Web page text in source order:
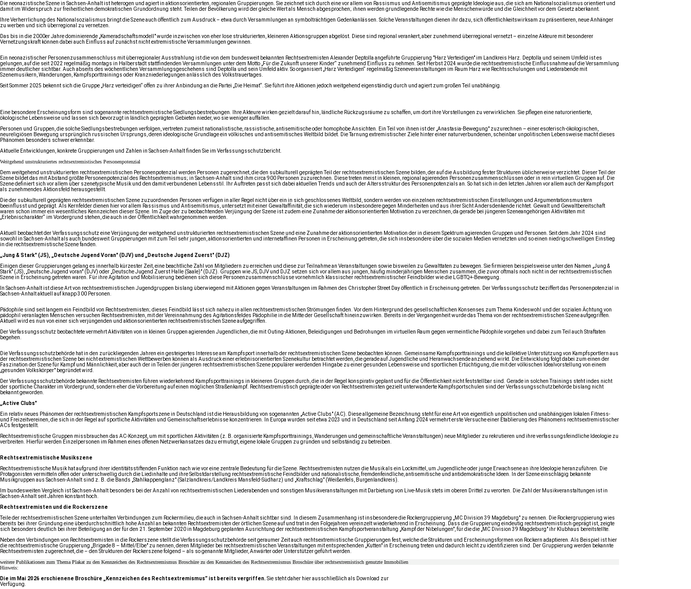
Die neonazistische Szene in Sachsen-Anhalt ist heterogen und agiert in aktionsorientierten, regionalen Gruppierungen. Sie zeichnet sich durch eine vor allem von Rassismus und Antisemitismus geprägte Ideologie aus, die sich am Nationalsozialismus orientiert und
damit im Widerspruch zur freiheitlichen demokratischen Grundordnung steht. Teilen der Bevölkerung wird der gleiche Wert als Mensch abgesprochen; ihnen werden grundlegende Rechte wie die Menschenwürde und die Gleichheit vor dem Gesetz aberkannt.
Ihre Verherrlichung des Nationalsozialismus bringt die Szene auch öffentlich zum Ausdruck – etwa durch Versammlungen an symbolträchtigen Gedenkanlässen. Solche Veranstaltungen dienen ihr dazu, sich öffentlichkeitswirksam zu präsentieren, neue Anhänger
zu werben und sich überregional zu vernetzen.
Das bis in die 2000er Jahre dominierende „Kameradschaftsmodell" wurde inzwischen von eher lose strukturierten, kleineren Aktionsgruppen abgelöst. Diese sind regional verankert, aber zunehmend überregional vernetzt – einzelne Akteure mit besonderer
Vernetzungskraft können dabei auch Einfluss auf zunächst nicht extremistische Versammlungen gewinnen.
Ein neonazistischer Personenzusammenschluss mit überregionaler Ausstrahlung ist die von dem bundesweit bekannten Rechtsextremisten Alexander Deptolla angeführte Gruppierung "Harz Verteidigen" im Landkreis Harz. Deptolla und seinem Umfeld ist es
gelungen, auf die seit 2022 regelmäßig montags in Halberstadt stattfindenden Versammlungen unter dem Motto „Für die Zukunft unserer Kinder“ zunehmend Einfluss zu nehmen. Seit Herbst 2024 wurde die rechtsextremistische Einflussnahme auf die Versammlung
immer deutlicher sichtbar. Auch abseits des wöchentlichen Versammlungsgeschehens sind Deptolla und sein Umfeld aktiv. So organisiert „Harz Verteidigen“ regelmäßig Szeneveranstaltungen im Raum Harz wie Rechtsschulungen und Liederabende mit
Szenemusikern, Wanderungen, Kampfsporttrainings oder Kranzniederlegungen anlässlich des Volkstrauertages.
Seit Sommer 2025 bekennt sich die Gruppe „Harz verteidigen“ offen zu ihrer Anbindung an die Partei „Die Heimat“. Sie führt ihre Aktionen jedoch weitgehend eigenständig durch und agiert zum großen Teil unabhängig.
Eine besondere Erscheinungsform sind sogenannte rechtsextremistische Siedlungsbestrebungen. Ihre Akteure wirken gezielt darauf hin, ländliche Rückzugsräume zu schaffen, um dort ihre Vorstellungen zu verwirklichen. Sie pflegen eine naturorientierte,
ökologische Lebensweise und lassen sich bevorzugt in ländlich geprägten Gebieten nieder, wo sie weniger auffallen.
Personen und Gruppen, die solche Siedlungsbestrebungen verfolgen, vertreten zumeist nationalistische, rassistische, antisemitische oder homophobe Ansichten. Ein Teil von ihnen ist der „Anastasia-Bewegung" zuzurechnen – einer esoterisch-ökologischen,
neureligiösen Bewegung ursprünglich russischen Ursprungs, deren ideologische Grundlage ein völkisches und antisemitisches Weltbild bildet. Die Tarnung extremistischer Ziele hinter einer naturverbundenen, scheinbar unpolitischen Lebensweise macht dieses
Phänomen besonders schwer erkennbar.
Aktuelle Entwicklungen, konkrete Gruppierungen und Zahlen in Sachsen-Anhalt finden Sie im Verfassungsschutzbericht.
Weitgehend unstrukturiertes rechtsextremistisches Personenpotenzial
Dem weitgehend unstrukturierten rechtsextremistischen Personenpotenzial werden Personen zugerechnet, die den subkulturell geprägten Teil der rechtsextremistischen Szene bilden, der auf die Ausbildung fester Strukturen üblicherweise verzichtet. Dieser Teil der
Szene bildet das mit Abstand größte Personenpotenzial des Rechtsextremismus; in Sachsen-Anhalt sind ihm circa 900 Personen zuzurechnen. Diese treten meist in kleinen, regional agierenden Personenzusammenschlüssen oder in rein virtuellen Gruppen auf. Die
Szene definiert sich vor allem über szenetypische Musik und den damit verbundenen Lebensstil. Ihr Auftreten passt sich dabei aktuellen Trends und auch der Altersstruktur des Personenpotenzials an. So hat sich in den letzten Jahren vor allem auch der Kampfsport
als zunehmendes Aktionsfeld herausgestellt.
Die der subkulturell geprägten rechtsextremistischen Szene zuzuordnenden Personen verfügen in aller Regel nicht über ein in sich geschlossenes Weltbild, sondern werden von einzelnen rechtsextremistischen Einstellungen und Argumentationsmustern
beeinflusst und geprägt. Als Kernfelder dienen hier vor allem Rassismus und Antisemitismus, untersetzt mit einer Gewaltaffinität, die sich wiederum insbesondere gegen Minderheiten und aus ihrer Sicht Andersdenkende richtet. Gewalt und Gewaltbereitschaft
waren schon immer ein wesentliches Kennzeichen dieser Szene. Im Zuge der zu beobachtenden Verjüngung der Szene ist zudem eine Zunahme der aktionsorientierten Motivation zu verzeichnen, da gerade bei jüngeren Szeneangehörigen Aktivitäten mit
„Erlebnischarakter“ im Vordergrund stehen, die auch in der Öffentlichkeit wahrgenommen werden.
Aktuell beobachtet der Verfassungsschutz eine Verjüngung der weitgehend unstrukturierten rechtsextremistischen Szene und eine Zunahme der aktionsorientierten Motivation der in diesem Spektrum agierenden Gruppen und Personen. Seit dem Jahr 2024 sind
sowohl in Sachsen-Anhalt als auch bundesweit Gruppierungen mit zum Teil sehr jungen, aktionsorientierten und internetaffinen Personen in Erscheinung getreten, die sich insbesondere über die sozialen Medien vernetzten und so einen niedrigschwelligen Einstieg
in die rechtsextremistische Szene fanden.
„Jung & Stark" (JS), „Deutsche Jugend Voran" (DJV) und „Deutsche Jugend Zuerst" (DJZ)
Einigen dieser Gruppierungen gelang es innerhalb kürzester Zeit, eine beachtliche Zahl von Mitgliedern zu erreichen und diese zur Teilnahme an Veranstaltungen sowie bisweilen zu Gewalttaten zu bewegen. Sie firmieren beispielsweise unter den Namen „Jung &
Stark" (JS), „Deutsche Jugend voran" (DJV) oder „Deutsche Jugend Zuerst Halle (Saale)" (DJZ). Gruppen wie JS, DJV und DJZ setzen sich vor allem aus jungen, häufig minderjährigen Menschen zusammen, die zuvor oftmals noch nicht in der rechtsextremistischen
Szene in Erscheinung getreten waren. Für ihre Agitation und Mobilisierung bedienen sich diese Personenzusammenschlüsse vornehmlich klassischer rechtsextremistischer Feindbilder wie die LGBTQ+-Bewegung.
In Sachsen-Anhalt ist diese Art von rechtsextremistischen Jugendgruppen bislang überwiegend mit Aktionen gegen Veranstaltungen im Rahmen des Christopher Street Day öffentlich in Erscheinung getreten. Der Verfassungsschutz beziffert das Personenpotenzial in
Sachsen-Anhalt aktuell auf knapp 300 Personen.
Pädophile sind seit langem ein Feindbild von Rechtsextremisten; dieses Feindbild lässt sich nahezu in allen rechtsextremistischen Strömungen finden. Vor dem Hintergrund des gesellschaftlichen Konsenses zum Thema Kindeswohl und der sozialen Ächtung von
pädophil veranlagten Menschen versuchen Rechtsextremisten, mit der Vereinnahmung des Agitationsfeldes Pädophilie in die Mitte der Gesellschaft hineinzuwirken. Bereits in der Vergangenheit wurde das Thema von der rechtsextremistischen Szene aufgegriffen.
Aktuell wird es nun von einer sich verjüngenden und aktionsorientierten rechtsextremistischen Szene aufgegriffen.
Der Verfassungsschutz beobachtete vermehrt Aktivitäten von in kleinen Gruppen agierenden Jugendlichen, die mit Outing-Aktionen, Beleidigungen und Bedrohungen im virtuellen Raum gegen vermeintliche Pädophile vorgehen und dabei zum Teil auch Straftaten
begehen.
Die Verfassungsschutzbehörde hat in den zurückliegenden Jahren ein gesteigertes Interesse am Kampfsport innerhalb der rechtsextremistischen Szene beobachten können. Gemeinsame Kampfsporttrainings und die kollektive Unterstützung von Kampfsportlern aus
der rechtsextremistischen Szene bei nicht extremistischen Wettbewerben können als Ausdruck einer erlebnisorientierten Szenekultur betrachtet werden, die gerade auf Jugendliche und Heranwachsende anziehend wirkt. Die Entwicklung folgt dabei zum einen der
Faszination der Szene für Kampf und Männlichkeit, aber auch der in Teilen der jüngeren rechtsextremistischen Szene populärer werdenden Hingabe zu einer gesunden Lebensweise und sportlichen Ertüchtigung, die mit der völkischen Idealvorstellung von einem
„gesunden Volkskörper" begründet wird.
Der Verfassungsschutzbehörde bekannte Rechtsextremisten führen wiederkehrend Kampfsporttrainings in kleineren Gruppen durch, die in der Regel konspirativ geplant und für die Öffentlichkeit nicht feststellbar sind. Gerade in solchen Trainings steht indes nicht
der sportliche Charakter im Vordergrund, sondern eher die Vorbereitung auf einen möglichen Straßenkampf. Rechtsextremistisch geprägte oder von Rechtsextremisten gezielt unterwanderte Kampfsportschulen sind der Verfassungsschutzbehörde bislang nicht
bekannt geworden.
„Active Clubs"
Ein relativ neues Phänomen der rechtsextremistischen Kampfsportszene in Deutschland ist die Herausbildung von sogenannten „Active Clubs" (AC). Diese allgemeine Bezeichnung steht für eine Art von eigentlich unpolitischen und unabhängigen lokalen Fitness-
und Freizeitvereinen, die sich in der Regel auf sportliche Aktivitäten und Gemeinschaftserlebnisse konzentrieren. In Europa wurden seit etwa 2023 und in Deutschland seit Anfang 2024 vermehrt erste Versuche einer Etablierung des Phänomens rechtsextremistischer
ACs festgestellt.
Rechtsextremistische Gruppen missbrauchen das AC-Konzept, um mit sportlichen Aktivitäten (z. B. organisierte Kampfsporttrainings, Wanderungen und gemeinschaftliche Veranstaltungen) neue Mitglieder zu rekrutieren und ihre verfassungsfeindliche Ideologie zu
verbreiten. Hierfür werden Einzelpersonen im Rahmen eines offenen Netzwerkansatzes dazu ermutigt, eigene lokale Gruppen zu gründen und selbständig zu betreiben.
Rechtsextremistische Musikszene
Rechtsextremistische Musik hat aufgrund ihrer identitätsstiftenden Funktion nach wie vor eine zentrale Bedeutung für die Szene. Rechtsextremisten nutzen die Musik als ein Lockmittel, um Jugendliche oder junge Erwachsene an ihre Ideologie heranzuführen. Die
Protagonisten vermitteln offen oder unterschwellig durch die Liedinhalte und ihre Selbstdarstellung rechtsextremistische Feindbilder und nationalistische, fremdenfeindliche, antisemitische und antidemokratische Ideen. In der Szene einschlägig bekannte
Musikgruppen aus Sachsen-Anhalt sind z. B. die Bands „Stahlkappenglanz" (Salzlandkreis/Landkreis Mansfeld-Südharz) und „Kraftschlag" (Weißenfels, Burgenlandkreis).
Im bundesweiten Vergleich ist Sachsen-Anhalt besonders bei der Anzahl von rechtsextremistischen Liederabenden und sonstigen Musikveranstaltungen mit Darbietung von Live-Musik stets im oberen Drittel zu verorten. Die Zahl der Musikveranstaltungen ist in
Sachsen-Anhalt seit Jahren konstant hoch.
Rechtsextremisten und die Rockerszene
Teile der rechtsextremistischen Szene unterhalten Verbindungen zum Rockermilieu, die auch in Sachsen-Anhalt sichtbar sind. In diesem Zusammenhang ist insbesondere die Rockergruppierung „MC Division 39 Magdeburg" zu nennen. Die Rockergruppierung wies
bereits bei ihrer Gründung eine überdurchschnittlich hohe Anzahl an bekannten Rechtsextremisten der örtlichen Szene auf und trat in den Folgejahren vereinzelt wiederkehrend in Erscheinung. Dass die Gruppierung eindeutig rechtsextremistisch geprägt ist, zeigte
sich besonders deutlich bei ihrer Beteiligung an der für den 21. September 2020 in Magdeburg geplanten Ausrichtung der rechtsextremistischen Kampfsportveranstaltung „Kampf der Nibelungen", für die die „MC Division 39 Magdeburg" ihr Klubhaus bereitstellte.
Neben den Verbindungen von Rechtsextremisten in die Rockerszene stellt die Verfassungsschutzbehörde seit geraumer Zeit auch rechtsextremistische Gruppierungen fest, welche die Strukturen und Erscheinungsformen von Rockern adaptieren. Als Beispiel ist hier
die rechtsextremistische Gruppierung „Brigade 8 – Mittel/Elbe" zu nennen, deren Mitglieder bei rechtsextremistischen Veranstaltungen mit entsprechenden „Kutten" in Erscheinung treten und dadurch leicht zu identifizieren sind. Der Gruppierung werden bekannte
Rechtsextremisten zugerechnet, die – den Strukturen der Rockerszene folgend – als so genannte Mitglieder, Anwärter oder Unterstützer geführt werden.
weitere Publikationen zum Thema Plakat zu den Kennzeichen des Rechtsextremismus Broschüre zu den Kennzeichen des Rechtsextremismus Broschüre über rechtsextremistisch genutzte Immobilien
Hinweis:
Die im Mai 2026 erschienene Broschüre „Kennzeichen des Rechtsextremismus” ist bereits vergriffen. Sie steht daher hier ausschließlich als Download zur
Verfügung.